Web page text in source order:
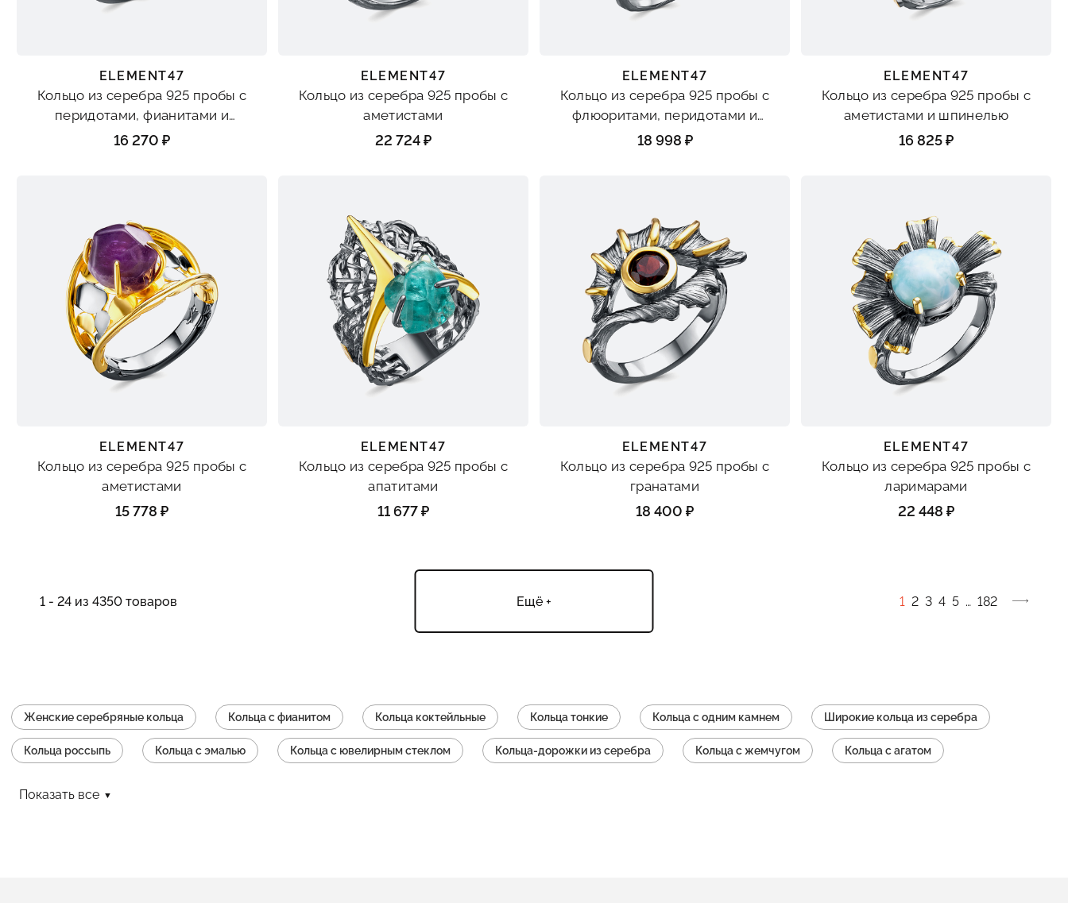
ELEMENT47
Кольцо из серебра 925 пробы с
перидотами, фианитами и
шпинелью синтетической
16 270 ₽
ELEMENT47
Кольцо из серебра 925 пробы с
аметистами
22 724 ₽
ELEMENT47
Кольцо из серебра 925 пробы с
флюоритами, перидотами и
фианитами
18 998 ₽
ELEMENT47
Кольцо из серебра 925 пробы с
аметистами и шпинелью
16 825 ₽
ELEMENT47
Кольцо из серебра 925 пробы с
аметистами
15 778 ₽
ELEMENT47
Кольцо из серебра 925 пробы с
апатитами
11 677 ₽
ELEMENT47
Кольцо из серебра 925 пробы с
гранатами
18 400 ₽
ELEMENT47
Кольцо из серебра 925 пробы с
ларимарами
22 448 ₽
1 - 24 из 4350 товаров 1 2 3 4 5 … 182
Ещё +
Женские серебряные кольца Кольца с фианитом Кольца коктейльные Кольца тонкие Кольца с одним камнем Широкие кольца из серебра
Кольца россыпь Кольца с эмалью Кольца с ювелирным стеклом Кольца-дорожки из серебра Кольца с жемчугом Кольца с агатом
Показать все